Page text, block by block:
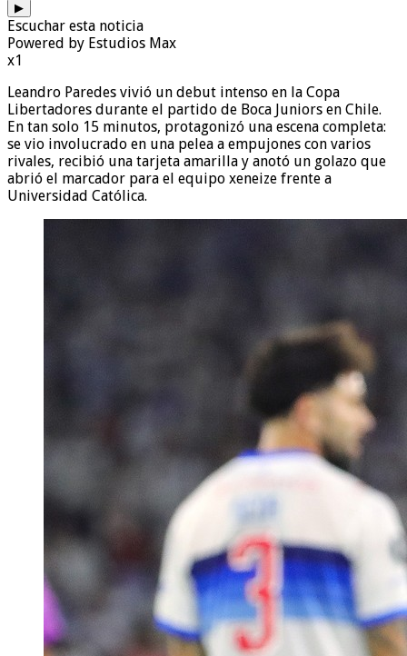
▶
Escuchar esta noticia
Powered by Estudios Max
x1
Leandro Paredes vivió un debut intenso en la Copa
Libertadores durante el partido de Boca Juniors en Chile.
En tan solo 15 minutos, protagonizó una escena completa:
se vio involucrado en una pelea a empujones con varios
rivales, recibió una tarjeta amarilla y anotó un golazo que
abrió el marcador para el equipo xeneize frente a
Universidad Católica.